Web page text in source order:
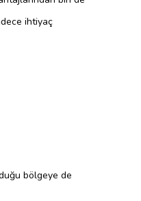
ihtiyaç
bölgeye de